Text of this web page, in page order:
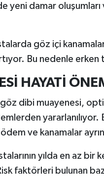
yeni damar
göz içi
Bu nedenle erken
HAYATİ
göz dibi muayenesi,
ve kanamalar
yılda en az bir
faktörleri bulunan